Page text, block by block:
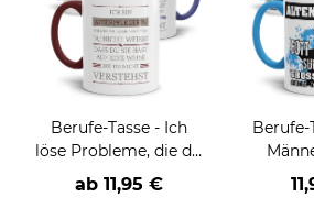
Berufe-Tasse - Ich
löse Probleme, die du
nicht verstehst -
verschiedene Berufe
ab 11,95 €
Berufe-